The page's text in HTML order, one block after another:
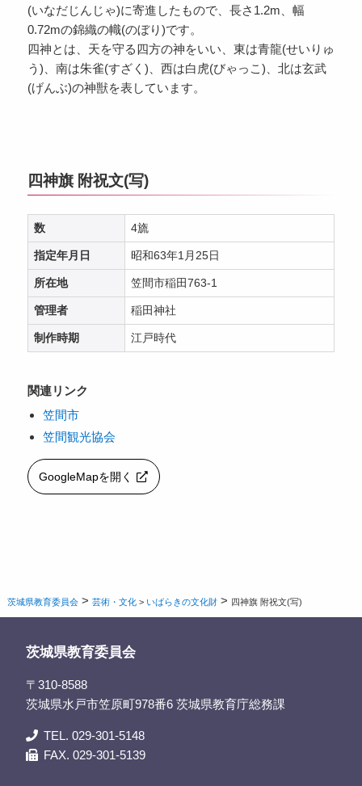
(いなだじんじゃ)に寄進したもので、長さ1.2m、幅
0.72mの錦織の幟(のぼり)です。
四神とは、天を守る四方の神をいい、東は青龍(せいりゅ
う)、南は朱雀(すざく)、西は白虎(びゃっこ)、北は玄武
(げんぶ)の神獣を表しています。
四神旗 附祝文(写)
数 4旒
指定年月日 昭和63年1月25日
所在地 笠間市稲田763-1
管理者 稲田神社
制作時期 江戸時代
関連リンク
笠間市
笠間観光協会
GoogleMapを開く
茨城県教育委員会 >芸術・文化 > いばらきの文化財 > 四神旗 附祝文(写)
茨城県教育委員会
〒310-8588
茨城県水戸市笠原町978番6 茨城県教育庁総務課
TEL. 029-301-5148
FAX. 029-301-5139